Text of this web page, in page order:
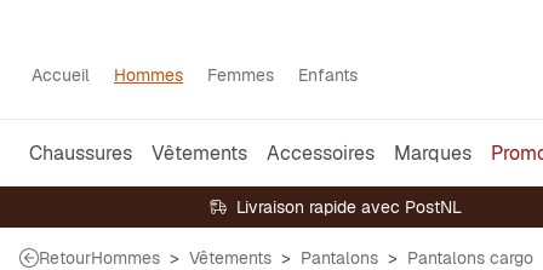
Accueil Hommes Femmes Enfants
Chaussures Vêtements Accessoires Marques
Livraison rapide avec PostNL
RetourHommes Vêtements Pantalons Pantalons cargo